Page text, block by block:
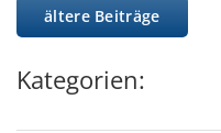
ältere Beiträge
Kategorien: